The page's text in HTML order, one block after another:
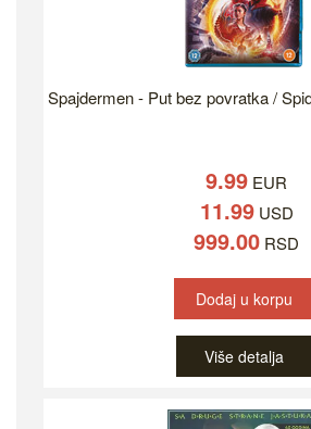
Spajdermen - Put bez povratka /
9.99 EUR
11.99USD
999.00 RSD
Dodaj u korpu
Više detalja